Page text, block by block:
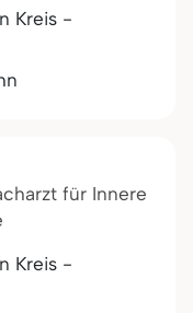
Kreis -
für Innere
Kreis -